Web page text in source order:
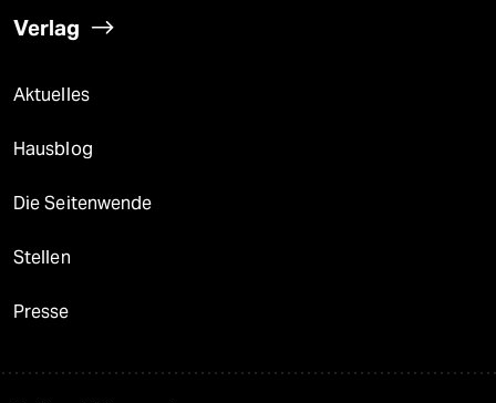
Verlag
Aktuelles
Hausblog
Die Seitenwende
Stellen
Presse